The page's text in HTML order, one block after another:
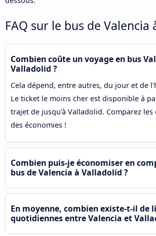
FAQ sur le bus de Valencia
Combien coûte un voyage en bus
Valladolid ?
Cela dépend, entre autres, du jour et de
Le ticket le moins cher est disponible à
trajet de jusqu'à Valladolid. Comparez
des économies !
Combien puis-je économiser en
bus de Valencia à Valladolid ?
En moyenne, combien existe-t-il de
quotidiennes entre Valencia et